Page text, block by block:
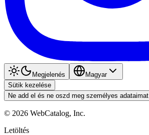
Megjelenés
Magyar
Sütik kezelése
Ne add el és ne oszd meg személyes adataimat
© 2026 WebCatalog, Inc.
Letöltés